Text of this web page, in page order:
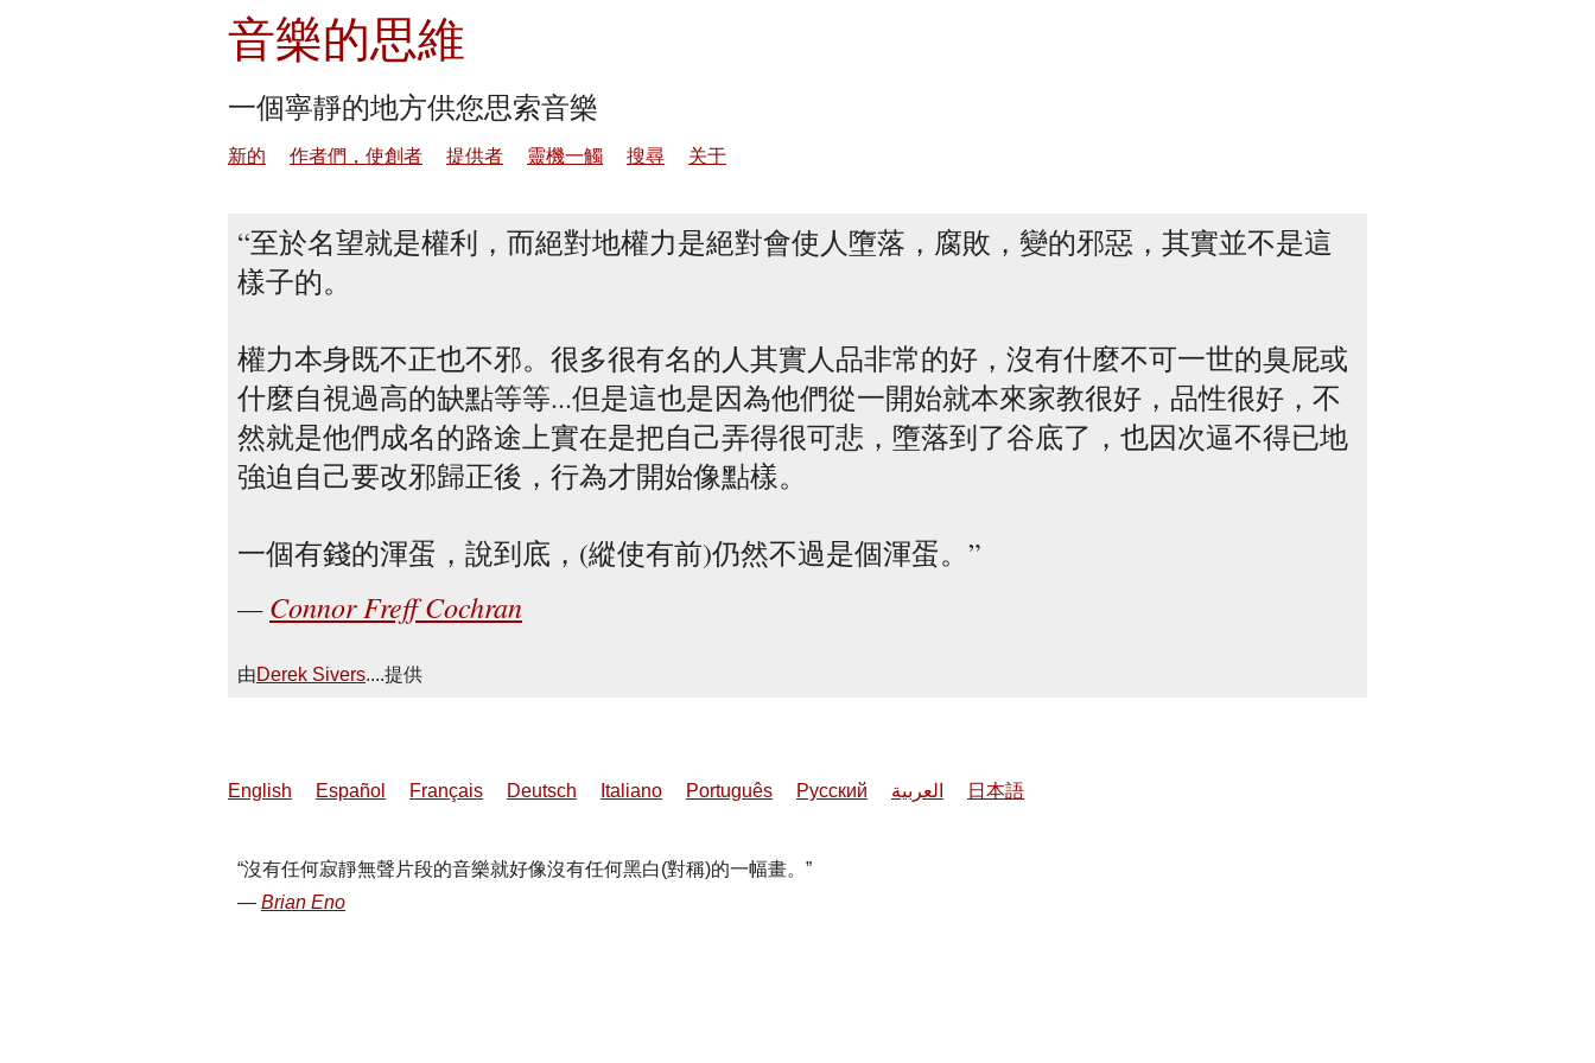
音樂的思維
一個寧靜的地方供您思索音樂
新的 作者們，使創者 提供者 靈機一觸 搜尋 关于
至於名望就是權利，而絕對地權力是絕對會使人墮落，腐敗，變的邪惡，其實並不是這
樣子的。
權力本身既不正也不邪。很多很有名的人其實人品非常的好，沒有什麼不可一世的臭屁或
什麼自視過高的缺點等等...但是這也是因為他們從一開始就本來家教很好，品性很好，不
然就是他們成名的路途上實在是把自己弄得很可悲，墮落到了谷底了，也因次逼不得已地
強迫自己要改邪歸正後，行為才開始像點樣。
一個有錢的渾蛋，說到底，(縱使有前)仍然不過是個渾蛋。
Connor Freff Cochran
由Derek Sivers....提供
English Español Français Deutsch Italiano Português Русский العربية 日本語
沒有任何寂靜無聲片段的音樂就好像沒有任何黑白(對稱)的一幅畫。
Brian Eno